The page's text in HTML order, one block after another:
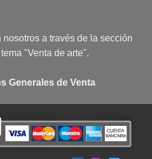
nosotros a través de la sección
"Venta de arte".
Generales de Venta